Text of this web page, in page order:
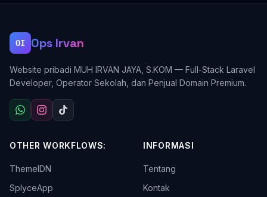
OI Ops Irvan
Website pribadi MUH IRVAN JAYA, S.KOM — Full-Stack Laravel
Developer, Operator Sekolah, dan Penjual Domain Premium.
OTHER WORKFLOWS:
ThemeIDN
SplyceApp
INFORMASI
Tentang
Kontak